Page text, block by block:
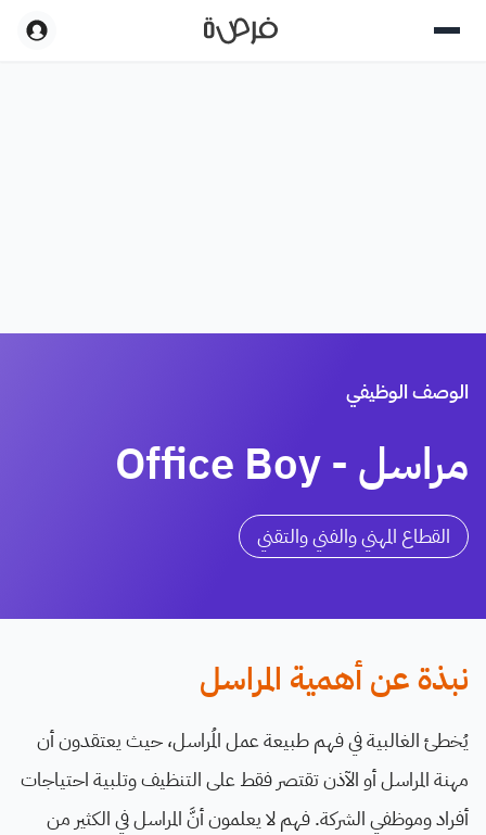
الوصف الوظيفي
مراسل - Office Boy
القطاع المهني والفني والتقني
نبذة عن أهمية المراسل
يُخطئ الغالبية في فهم طبيعة عمل المُراسل، حيث يعتقدون أن
مهنة المراسل أو الآذن تقتصر فقط على التنظيف وتلبية احتياجات
أفراد وموظفي الشركة. فهم لا يعلمون أنَّ المراسل في الكثير من